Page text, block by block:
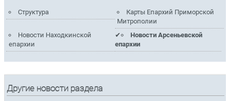
Структура
Карты Епархий Приморской
Митрополии
Новости Находкинской
епархии
Новости Арсеньевской
епархии
Другие новости раздела